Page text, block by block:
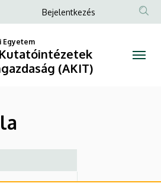
Anonim
fiók
menüje
Bejelentkezés
Egyetem
(AKIT)